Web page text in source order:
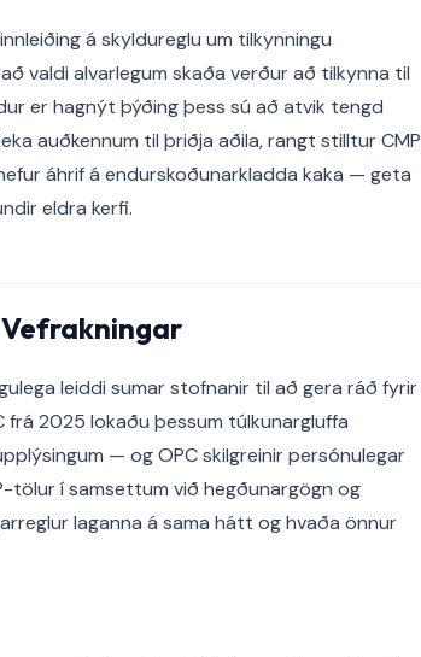
á skyldureglu um tilkynningu
valdi alvarlegum skaða verður að tilkynna til
er hagnýt þýðing þess sú að atvik tengd
auðkennum til þriðja aðila, rangt stilltur CMP
áhrif á endurskoðunarkladda kaka — geta
eldra kerfi.
leiddi sumar stofnanir til að gera ráð fyrir
frá 2025 lokaðu þessum túlkunargluffa
— og OPC skilgreinir persónulegar
tölur í samsettum við hegðunargögn og
laganna á sama hátt og hvaða önnur